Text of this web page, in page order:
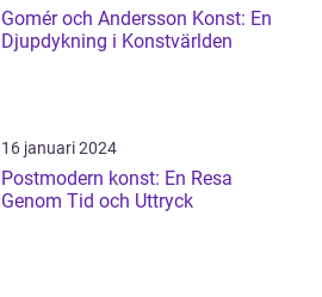
Gomér och Andersson Konst: En
Djupdykning i Konstvärlden
16 januari 2024
Postmodern konst: En Resa
Genom Tid och Uttryck